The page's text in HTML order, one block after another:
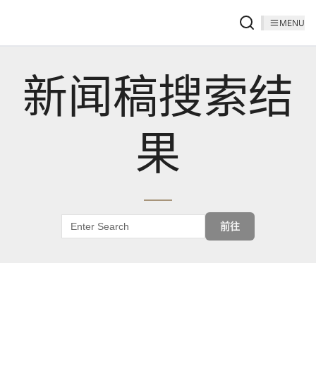
MENU
新闻稿搜索结
果
前往